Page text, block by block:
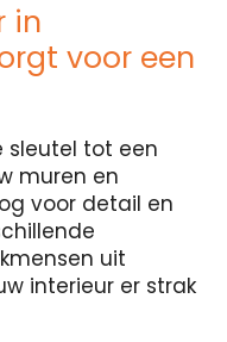
in
voor een
sleutel tot een
muren en
voor detail en
uit
interieur er strak